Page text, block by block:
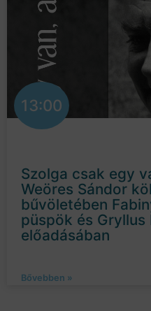
13:00
Szolga csak egy
Weöres Sándor
bűvöletében
püspök és Gryllus
előadásában
Bővebben »